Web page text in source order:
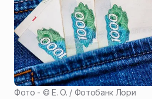
Фото - ©E. O. / Фотобанк Лори